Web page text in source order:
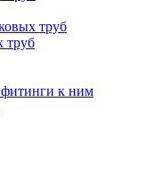
труб
труб
к ним